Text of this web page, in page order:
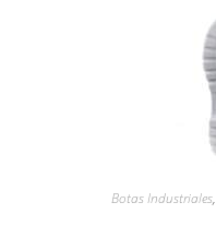
Botas Industriales,